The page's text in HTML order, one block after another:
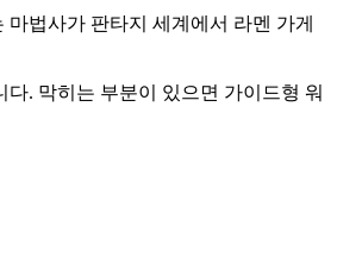
법사가 판타지 세계에서 라멘 가게
. 막히는 부분이 있으면 가이드형 워